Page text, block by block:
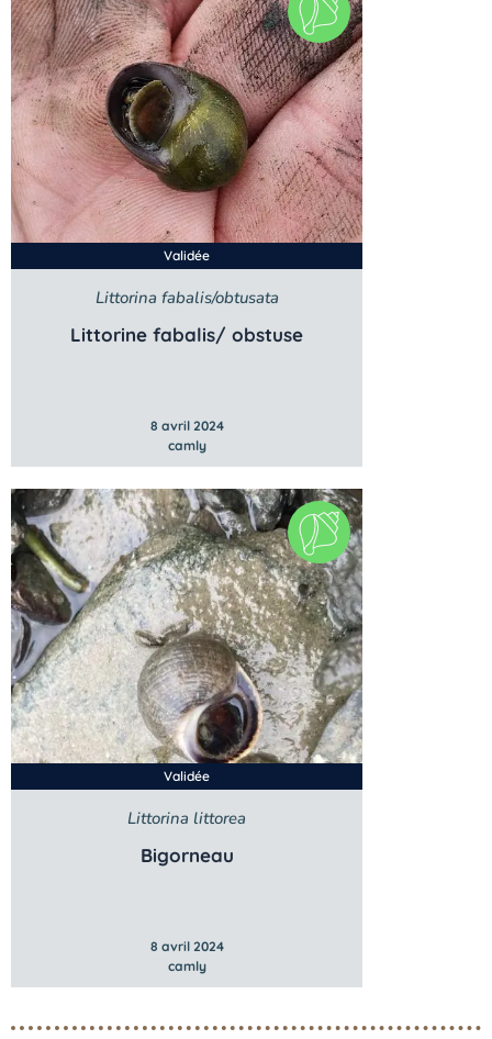
Validée
Littorina fabalis/obtusata
Littorine fabalis/ obstuse
8 avril 2024
camly
Validée
Littorina littorea
Bigorneau
8 avril 2024
camly